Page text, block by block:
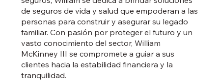
de seguros de vida y salud que empoderan a las
personas para construir y asegurar su legado
familiar. Con pasión por proteger el futuro y un
vasto conocimiento del sector, William
McKinney III se compromete a guiar a sus
clientes hacia la estabilidad financiera y la
tranquilidad.